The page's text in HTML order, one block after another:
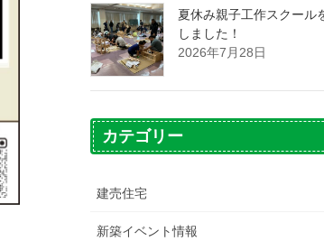
夏休み親子工作スクール
しました！
2026年7月28日
カテゴリー
建売住宅
新築イベント情報